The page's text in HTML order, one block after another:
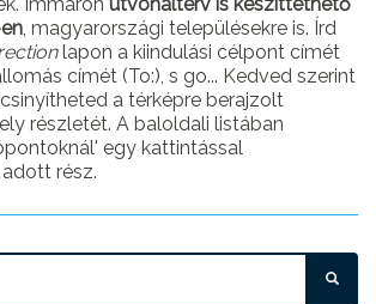
, magyarországi településekre is. Írd
lapon a kiindulási célpont címét
címét (To:), s go... Kedved szerint
a térképre berajzolt
részletét. A baloldali listában
egy kattintással
rész.